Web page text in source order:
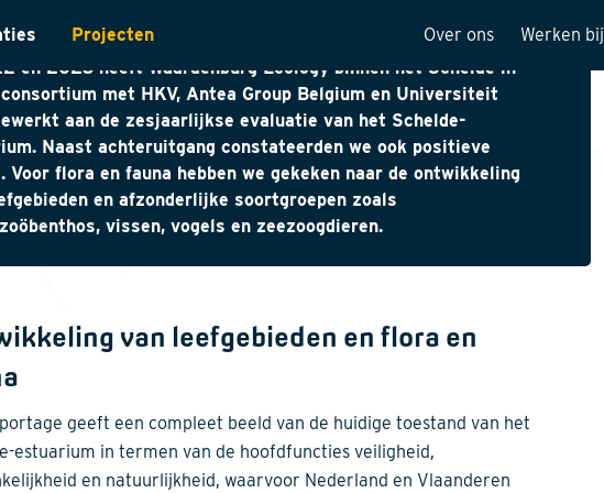
Projecten Over ons
Onze mensen
Visie
Historie
Werken bij
en 2023 heeft Waardenburg Ecology binnen het Schelde in
met HKV, Antea Group Belgium en Universiteit
aan de zesjaarlijkse evaluatie van het Schelde-
Naast achteruitgang constateerden we ook positieve
Voor flora en fauna hebben we gekeken naar de ontwikkeling
en afzonderlijke soortgroepen zoals
vissen, vogels en zeezoogdieren.
van leefgebieden en flora en
geeft een compleet beeld van de huidige toestand van het
estuarium in termen van de hoofdfuncties veiligheid,
en natuurlijkheid, waarvoor Nederland en Vlaanderen